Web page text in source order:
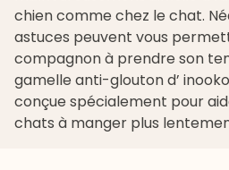
chien comme chez le chat.
astuces peuvent vous
compagnon à prendre son
gamelle anti-glouton d’ inooko
conçue spécialement pour
chats à manger plus